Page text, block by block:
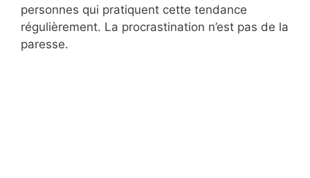
personnes qui pratiquent cette tendance
régulièrement. La procrastination n’est pas de la
paresse.